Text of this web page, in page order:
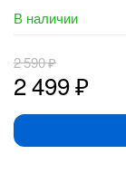
В наличии
2 499₽
2 590₽